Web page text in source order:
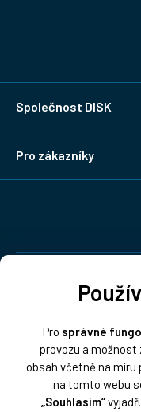
Pro správné
provozu a možnost
obsah včetně na míru
na tomto webu
„Souhlasím“
Společnost DISK
Pro zákazníky